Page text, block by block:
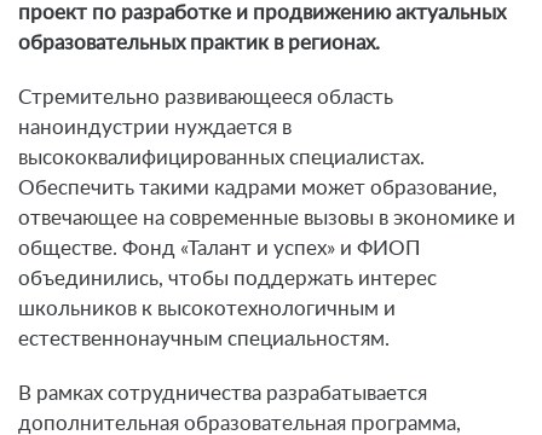
проект по разработке и продвижению актуальных
образовательных практик в регионах.
Стремительно развивающееся область
наноиндустрии нуждается в
высококвалифицированных специалистах.
Обеспечить такими кадрами может образование,
отвечающее на современные вызовы в экономике и
обществе. Фонд «Талант и успех» и ФИОП
объединились, чтобы поддержать интерес
школьников к высокотехнологичным и
естественнонаучным специальностям.
В рамках сотрудничества разрабатывается
дополнительная образовательная программа,